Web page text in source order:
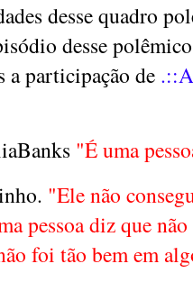
desse quadro
desse
a participação de
"É uma
"Ele não
pessoa diz que
foi tão bem em